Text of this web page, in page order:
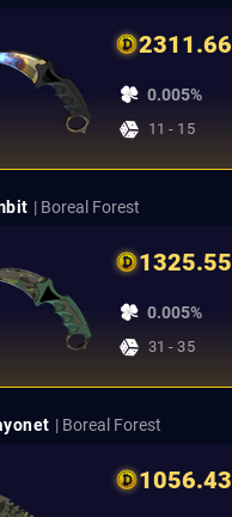
2311.66
0.005%
11 - 15
| Boreal Forest
1325.55
0.005%
31 - 35
| Boreal Forest
1056.43